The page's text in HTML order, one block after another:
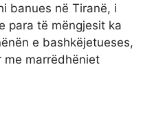
banues në Tiranë, i
para të mëngjesit ka
e bashkëjetueses,
me marrëdhëniet